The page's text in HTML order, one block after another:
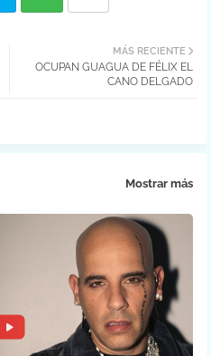
atsa
MÁS RECIENTE
OCUPAN GUAGUA DE FÉLIX EL
CANO DELGADO
Mostrar más